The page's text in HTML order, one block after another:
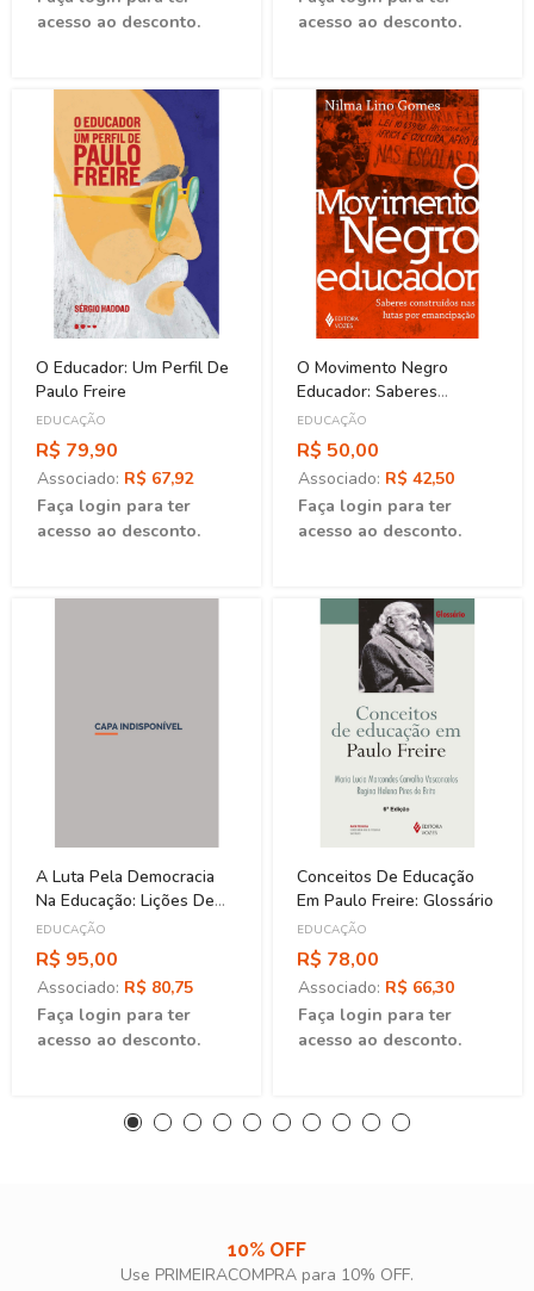
acesso ao desconto.
O Educador: Um Perfil De
Paulo Freire
EDUCAÇÃO
R$ 79,90
Associado: R$ 67,92
Faça login para ter
acesso ao desconto.
A Luta Pela Democracia
Na Educação: Lições De
Realidades Sociais
EDUCAÇÃO
R$ 95,00
Associado: R$ 80,75
Faça login para ter
acesso ao desconto.
acesso ao desconto.
O Movimento Negro
Educador: Saberes
Construídos Nas Lutas Por
Emancipação
EDUCAÇÃO
R$ 50,00
Associado: R$ 42,50
Faça login para ter
acesso ao desconto.
Conceitos De Educação
Em Paulo Freire: Glossário
EDUCAÇÃO
R$ 78,00
Associado: R$ 66,30
Faça login para ter
acesso ao desconto.
10% OFF
Use PRIMEIRACOMPRA para 10% OFF.​